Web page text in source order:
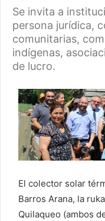
Se invita a
persona jurídica,
comunitarias,
indígenas,
de lucro.
El colector solar
Barros Arana, la
Quilaqueo (ambos